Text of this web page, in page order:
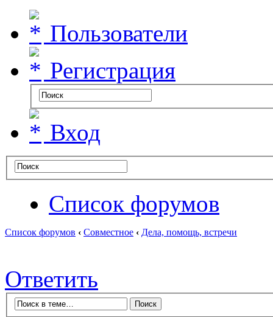
Пользователи
Регистрация
Вход
Список форумов
Список форумов ‹ Совместное ‹ Дела, помощь, встречи
Ответить